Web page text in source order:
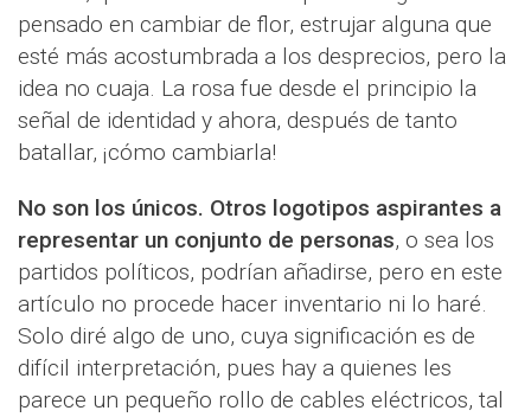
pensado en cambiar de flor, estrujar alguna que
esté más acostumbrada a los desprecios, pero la
idea no cuaja. La rosa fue desde el principio la
señal de identidad y ahora, después de tanto
batallar, ¡cómo cambiarla!
No son los únicos. Otros logotipos aspirantes a
representar un conjunto de personas, o sea los
partidos políticos, podrían añadirse, pero en este
artículo no procede hacer inventario ni lo haré.
Solo diré algo de uno, cuya significación es de
difícil interpretación, pues hay a quienes les
parece un pequeño rollo de cables eléctricos, tal